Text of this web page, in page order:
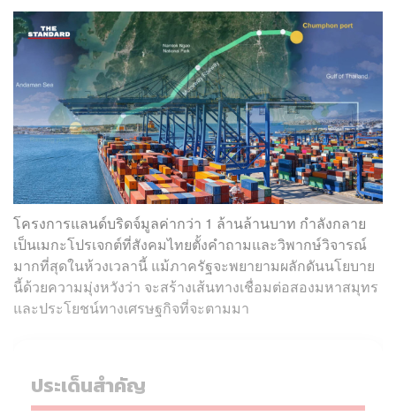
โครงการแลนด์บริดจ์มูลค่ากว่า 1 ล้านล้านบาท กำลังกลาย
เป็นเมกะโปรเจกต์ที่สังคมไทยตั้งคำถามและวิพากษ์วิจารณ์
มากที่สุดในห้วงเวลานี้ แม้ภาครัฐจะพยายามผลักดันนโยบาย
นี้ด้วยความมุ่งหวังว่า จะสร้างเส้นทางเชื่อมต่อสองมหาสมุทร
และประโยชน์ทางเศรษฐกิจที่จะตามมา
ประเด็นสำคัญ